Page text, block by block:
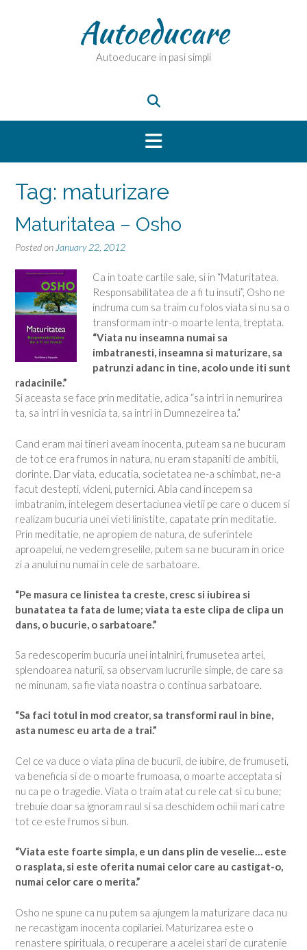
Autoeducare
Autoeducare in pasi simpli
Tag: maturizare
Maturitatea – Osho
Posted on January 22, 2012
Ca in toate cartile sale, si in “Maturitatea.
Responsabilitatea de a fi tu insuti”, Osho ne
indruma cum sa traim cu folos viata si nu sa o
transformam intr-o moarte lenta, treptata.
“Viata nu inseamna numai sa
imbatranesti, inseamna si maturizare, sa
patrunzi adanc in tine, acolo unde iti sunt
radacinile.”
Si aceasta se face prin meditatie, adica “sa intri in nemurirea
ta, sa intri in vesnicia ta, sa intri in Dumnezeirea ta.”
Cand eram mai tineri aveam inocenta, puteam sa ne bucuram
de tot ce era frumos in natura, nu eram stapaniti de ambitii,
dorinte. Dar viata, educatia, societatea ne-a schimbat, ne-a
facut destepti, vicleni, puternici. Abia cand incepem sa
imbatranim, intelegem desertaciunea vietii pe care o ducem si
realizam bucuria unei vieti linistite, capatate prin meditatie.
Prin meditatie, ne apropiem de natura, de suferintele
aproapelui, ne vedem greselile, putem sa ne bucuram in orice
zi a anului nu numai in cele de sarbatoare.
“Pe masura ce linistea ta creste, cresc si iubirea si
bunatatea ta fata de lume; viata ta este clipa de clipa un
dans, o bucurie, o sarbatoare.”
Sa redescoperim bucuria unei intalniri, frumusetea artei,
splendoarea naturii, sa observam lucrurile simple, de care sa
ne minunam, sa fie viata noastra o continua sarbatoare.
“Sa faci totul in mod creator, sa transformi raul in bine,
asta numesc eu arta de a trai.”
Cel ce va duce o viata plina de bucurii, de iubire, de frumuseti,
va beneficia si de o moarte frumoasa, o moarte acceptata si
nu ca pe o tragedie. Viata o traim atat cu rele cat si cu bune;
trebuie doar sa ignoram raul si sa deschidem ochii mari catre
tot ce este frumos si bun.
“Viata este foarte simpla, e un dans plin de veselie… este
o rasplata, si este oferita numai celor care au castigat-o,
numai celor care o merita.”
Osho ne spune ca nu putem sa ajungem la maturizare daca nu
ne recastigam inocenta copilariei. Maturizarea este o
renastere spirituala, o recuperare a acelei stari de curatenie